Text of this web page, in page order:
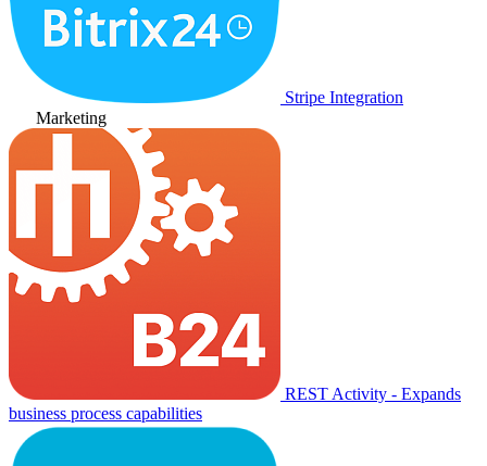
Stripe Integration
Marketing
REST Activity - Expands
business process capabilities